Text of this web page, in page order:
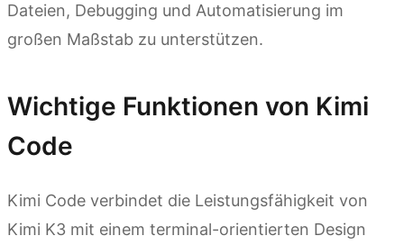
Dateien, Debugging und Automatisierung im
großen Maßstab zu unterstützen.
Wichtige Funktionen von Kimi
Code
Kimi Code verbindet die Leistungsfähigkeit von
Kimi K3 mit einem terminal-orientierten Design